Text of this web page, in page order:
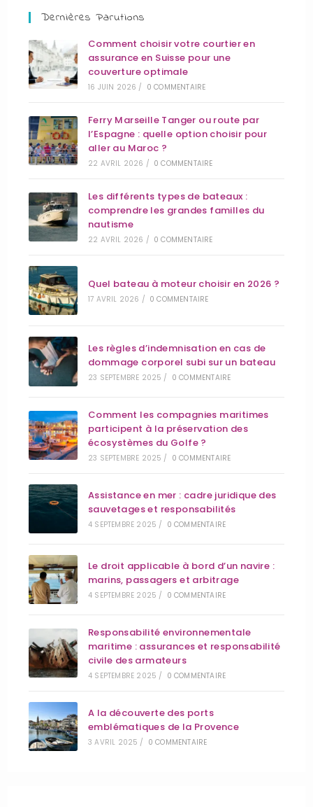
Dernières Parutions
Comment choisir votre courtier en
assurance en Suisse pour une
couverture optimale
16 JUIN 2026 / 0 COMMENTAIRE
Ferry Marseille Tanger ou route par
l’Espagne : quelle option choisir pour
aller au Maroc ?
22 AVRIL 2026 / 0 COMMENTAIRE
Les différents types de bateaux :
comprendre les grandes familles du
nautisme
22 AVRIL 2026 / 0 COMMENTAIRE
Quel bateau à moteur choisir en 2026 ?
17 AVRIL 2026 / 0 COMMENTAIRE
Les règles d’indemnisation en cas de
dommage corporel subi sur un bateau
23 SEPTEMBRE 2025 / 0 COMMENTAIRE
Comment les compagnies maritimes
participent à la préservation des
écosystèmes du Golfe ?
23 SEPTEMBRE 2025 / 0 COMMENTAIRE
Assistance en mer : cadre juridique des
sauvetages et responsabilités
4 SEPTEMBRE 2025 / 0 COMMENTAIRE
Le droit applicable à bord d’un navire :
marins, passagers et arbitrage
4 SEPTEMBRE 2025 / 0 COMMENTAIRE
Responsabilité environnementale
maritime : assurances et responsabilité
civile des armateurs
4 SEPTEMBRE 2025 / 0 COMMENTAIRE
A la découverte des ports
emblématiques de la Provence
3 AVRIL 2025 / 0 COMMENTAIRE